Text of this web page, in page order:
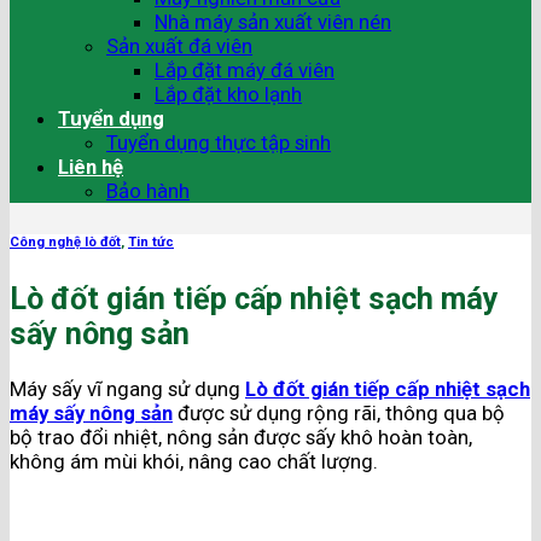
Nhà máy sản xuất viên nén
Sản xuất đá viên
Lắp đặt máy đá viên
Lắp đặt kho lạnh
Tuyển dụng
Tuyển dụng thực tập sinh
Liên hệ
Bảo hành
Công nghệ lò đốt, Tin tức
Lò đốt gián tiếp cấp nhiệt sạch máy
sấy nông sản
Máy sấy vĩ ngang sử dụng Lò đốt gián tiếp cấp nhiệt sạch
máy sấy nông sản được sử dụng rộng rãi, thông qua bộ
bộ trao đổi nhiệt, nông sản được sấy khô hoàn toàn,
không ám mùi khói, nâng cao chất lượng.